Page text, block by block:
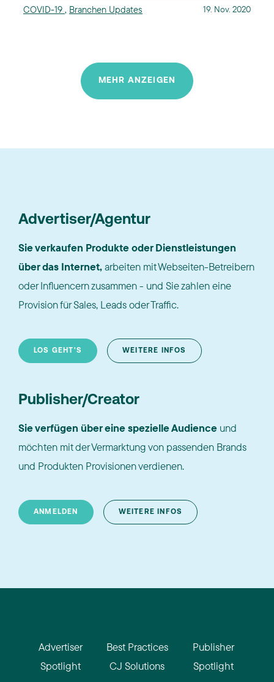
COVID-19 , Branchen Updates 19. Nov. 2020
MEHR ANZEIGEN
Advertiser/Agentur
Sie verkaufen Produkte oder Dienstleistungen
über das Internet,arbeiten mit Webseiten-Betreibern
oder Influencern zusammen - und Sie zahlen eine
Provision für Sales, Leads oder Traffic.
LOS GEHT'S WEITERE INFOS
Publisher/Creator
Sie verfügen über eine spezielle Audience und
möchten mit der Vermarktung von passenden Brands
und Produkten Provisionen verdienen.
ANMELDEN WEITERE INFOS
Advertiser
Spotlight
Best Practices
CJ Solutions
Publisher
Spotlight